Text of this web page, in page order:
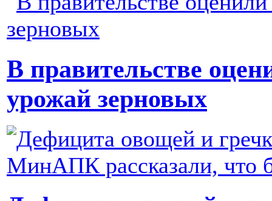
В правительстве
урожай зерновых